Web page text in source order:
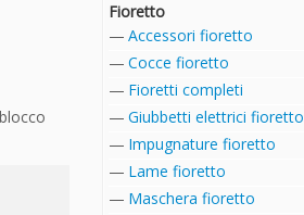
Fioretto
Accessori fioretto
Cocce fioretto
Fioretti completi
Giubbetti elettrici fioretto
Impugnature fioretto
Lame fioretto
Maschera fioretto